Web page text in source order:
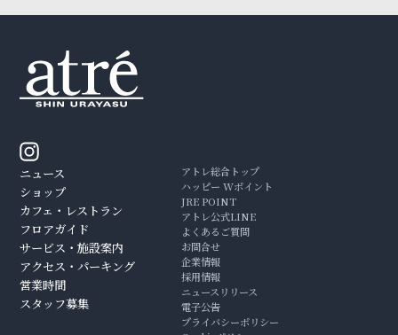
ニュース
ショップ
カフェ・レストラン
フロアガイド
サービス・施設案内
アクセス・パーキング
営業時間
スタッフ募集
アトレ総合トップ
ハッピー Wポイント
JRE POINT
アトレ公式LINE
よくあるご質問
お問合せ
企業情報
採用情報
ニュースリリース
電子公告
プライバシーポリシー